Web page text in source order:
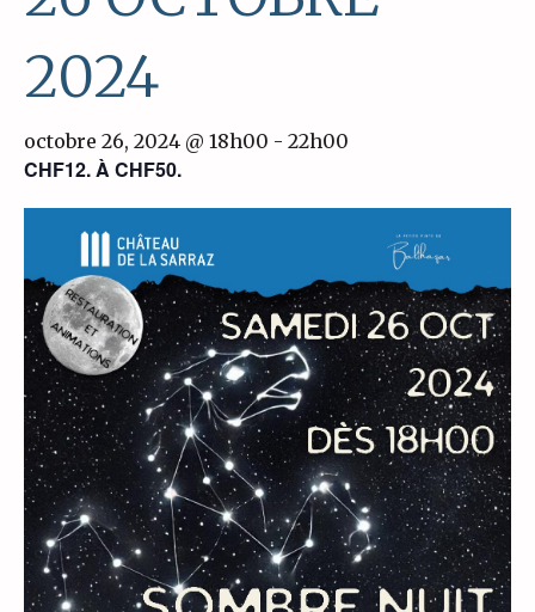
2024
octobre 26, 2024 @ 18h00 - 22h00
CHF12. À CHF50.